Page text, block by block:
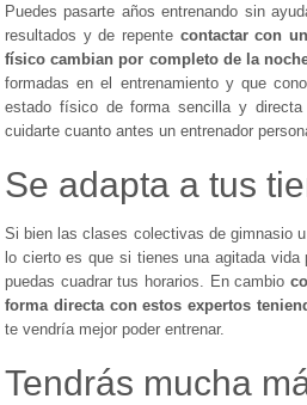
Puedes pasarte años entrenando sin
resultados y de repente contactar con
físico cambian por completo de la
formadas en el entrenamiento y que
estado físico de forma sencilla y
cuidarte cuanto antes un entrenador
Se adapta a tus
Si bien las clases colectivas de gimnasio
lo cierto es que si tienes una agitada
puedas cuadrar tus horarios. En cambio
forma directa con estos expertos
te vendría mejor poder entrenar.
Tendrás mucha